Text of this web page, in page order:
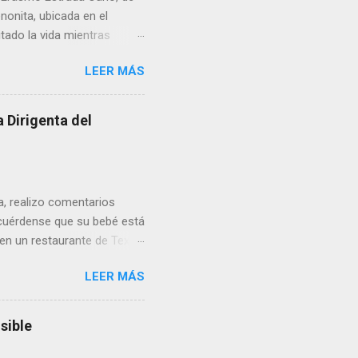
ubicada en el
la vida mientras
presidente del Club
LEER MÁS
Dirigenta del
realizo comentarios
que su bebé está
un restaurante de Texas
lo mejor en el IMSS?,
o algo?, yo creo que
así de que, 'por
por los vínculos y las
LEER MÁS